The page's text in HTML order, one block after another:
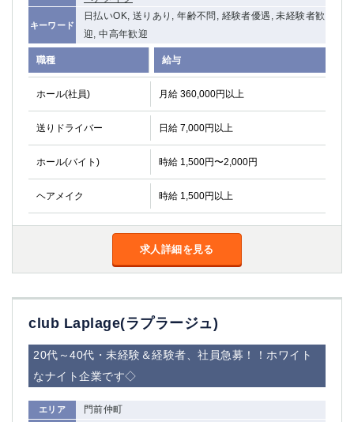
キーワード
日払いOK, 送りあり, 年齢不問, 経験者優遇, 未経験者歓
迎, 中高年歓迎
職種 給与
ホール(社員) 月給 360,000円以上
送りドライバー 日給 7,000円以上
ホール(バイト) 時給 1,500円〜2,000円
ヘアメイク 時給 1,500円以上
求人詳細を見る
club Laplage(ラプラージュ)
20代～40代・未経験＆経験者、社員急募！！ホワイト
なナイト企業です◇
エリア 門前仲町
館林
該当求人 0件 選択した内容で設定